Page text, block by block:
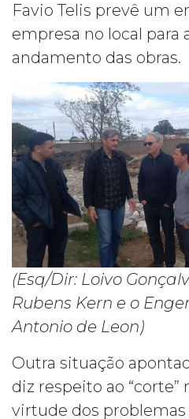
Favio Telis prevê um
empresa no local para
andamento das obras.
(Esq/Dir: Loivo
Rubens Kern e o
Antonio de Leon)
Outra situação
diz respeito ao “corte”
virtude dos problemas